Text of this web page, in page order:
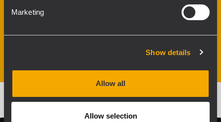
Marketing
Show details
Allow all
Allow selection